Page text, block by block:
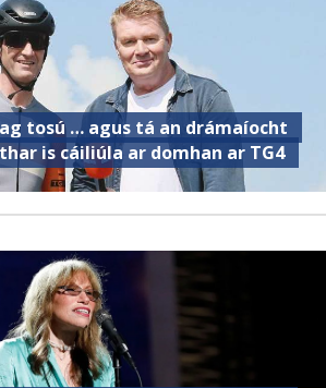
tosú … agus tá an drámaíocht
is cáiliúla ar domhan ar TG4